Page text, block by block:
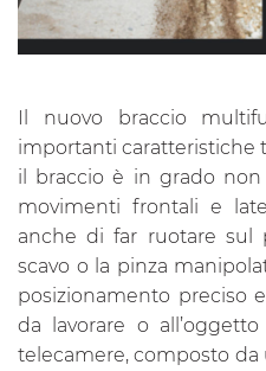
Il nuovo braccio
importanti caratteristiche
il braccio è in grado
movimenti frontali e
anche di far ruotare sul
scavo o la pinza
posizionamento preciso
da lavorare o
telecamere, composto